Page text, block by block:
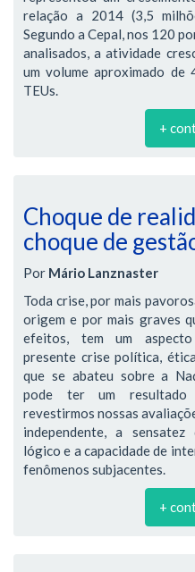
relação a 2014 (3,5
Segundo a Cepal, nos 120
analisados, a atividade
um volume aproximado de
TEUs.
+
Choque de
choque de
Por Mário Lanznaster
Toda crise, por mais
origem e por mais graves
efeitos, tem um
presente crise política,
que se abateu sobre a
pode ter um
revestirmos nossas
independente, a
lógico e a capacidade de
fenômenos subjacentes.
+